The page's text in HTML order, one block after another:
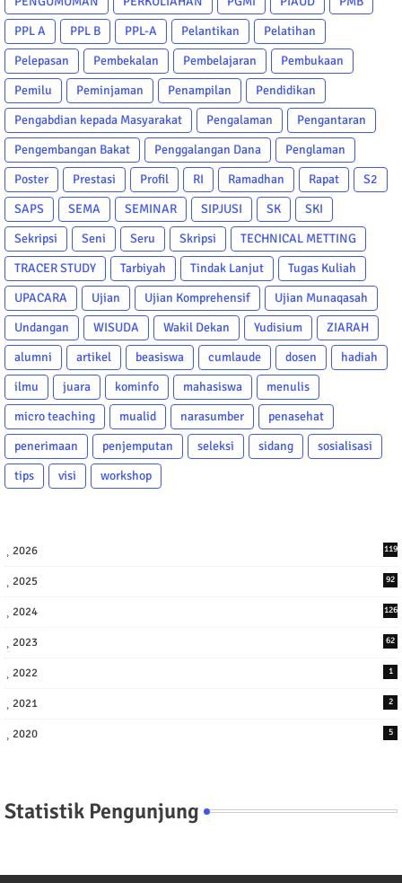
PPL A
PPL B PPL-A Pelantikan
Pelatihan
Pelepasan
Pembekalan Pembelajaran
Pembukaan
Pemilu
Peminjaman Penampilan
Pendidikan
Pengabdian kepada Masyarakat
Pengalaman
Pengantaran
Pengembangan Bakat
Penggalangan Dana
Penglaman
Poster
Prestasi Profil RI Ramadhan Rapat
S2
SAPS
SEMA SEMINAR SIPJUSI SK
SKI
Sekripsi
Seni Seru Skripsi
TECHNICAL METTING
TRACER STUDY
Tarbiyah Tindak Lanjut
Tugas Kuliah
UPACARA
Ujian Ujian Komprehensif
Ujian Munaqasah
Undangan
WISUDA Wakil Dekan Yudisium
ZIARAH
alumni
artikel beasiswa cumlaude dosen
hadiah
ilmu
juara kominfo mahasiswa
menulis
micro teaching
mualid narasumber
penasehat
penerimaan
penjemputan seleksi sidang
sosialisasi
tips
visi workshop
2026 119
2025 92
2024 126
2023 62
2022 1
2021 2
2020 5
Statistik Pengunjung